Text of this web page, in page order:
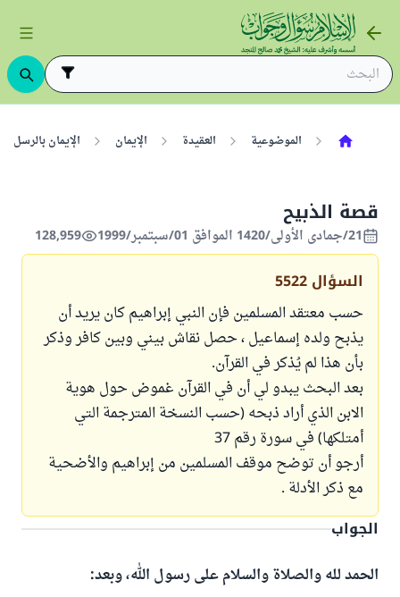
الموضوعية العقيدة الإيمان الإيمان بالرسل
قصة الذبيح
21/جمادى الأولى/1420 الموافق 01/سبتمبر/1999 128,959
السؤال 5522
حسب معتقد المسلمين فإن النبي إبراهيم كان يريد أن
يذبح ولده إسماعيل ، حصل نقاش بيني وبين كافر وذكر
بأن هذا لم يُذكر في القرآن.
بعد البحث يبدو لي أن في القرآن غموض حول هوية
الابن الذي أراد ذبحه (حسب النسخة المترجمة التي
أمتلكها) في سورة رقم 37
أرجو أن توضح موقف المسلمين من إبراهيم والأضحية
مع ذكر الأدلة .
الجواب
الحمد لله والصلاة والسلام على رسول الله، وبعد: